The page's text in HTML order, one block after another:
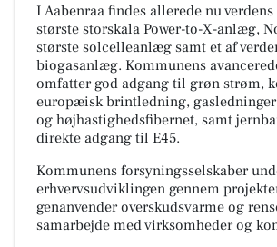
I Aabenraa findes allerede nu
største storskala Power-to-X-anlæg,
største solcelleanlæg samt et af
biogasanlæg. Kommunens
omfatter god adgang til grøn strøm,
europæisk brintledning,
og højhastighedsfibernet, samt
direkte adgang til E45.
Kommunens forsyningsselskaber
erhvervsudviklingen gennem
genanvender overskudsvarme og
samarbejde med virksomheder og